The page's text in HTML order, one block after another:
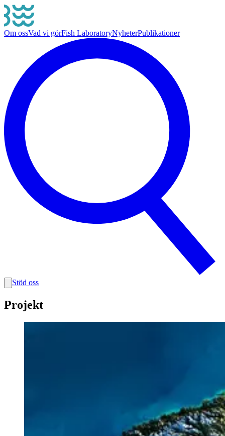
Om ossVad vi görFish LaboratoryNyheterPublikationer
Stöd oss
Projekt